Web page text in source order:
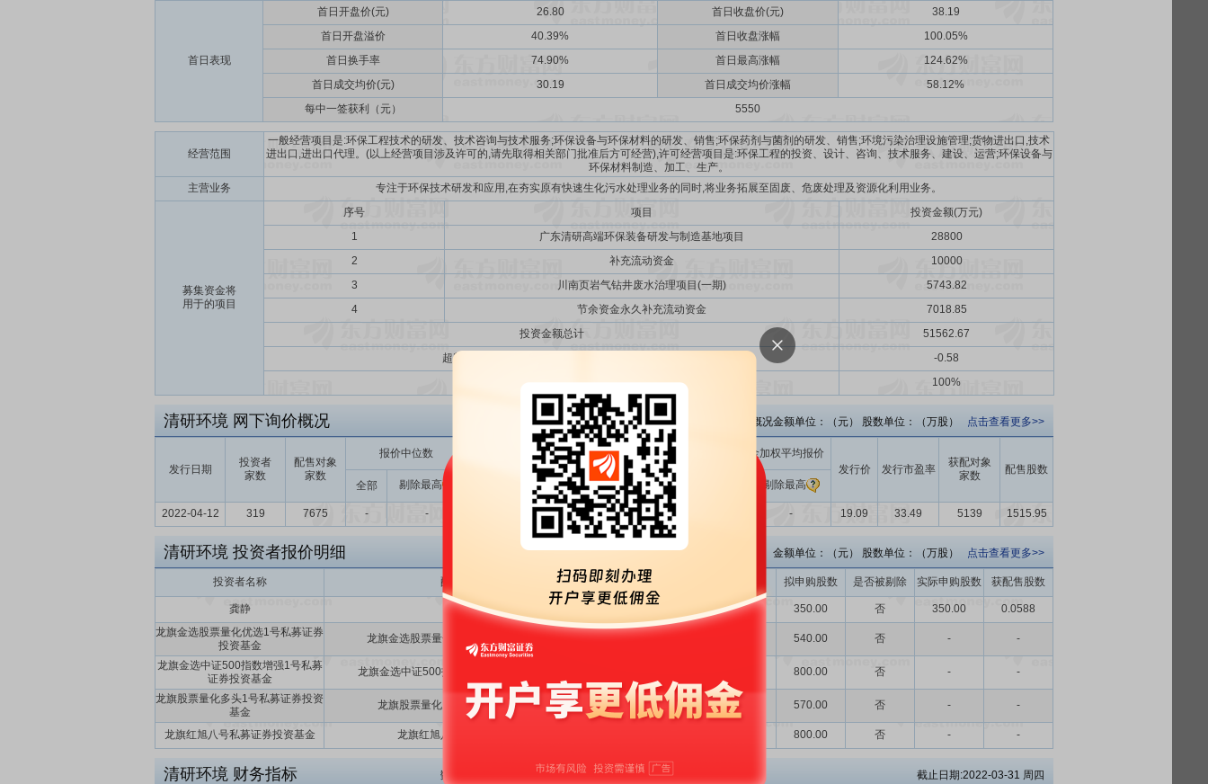
首日表现
首日开盘价(元) 26.80 首日收盘价(元)
38.19
首日开盘溢价
40.39% 首日收盘涨幅
100.05%
首日换手率
74.90% 首日最高涨幅
124.62%
首日成交均价(元)
30.19 首日成交均价涨幅
58.12%
每中一签获利（元）
5550
经营范围
一般经营项目是:环保工程技术的研发、技术咨询与技术服务;环保设备与环保材料的研发、销售;环保药剂与菌剂的研发、销售;环境污染治理设施管理;货物进出口,技术
进出口,进出口代理。(以上经营项目涉及许可的,请先取得相关部门批准后方可经营),许可经营项目是:环保工程的投资、设计、咨询、技术服务、建设、运营;环保设备与
环保材料制造、加工、生产。
主营业务
专注于环保技术研发和应用,在夯实原有快速生化污水处理业务的同时,将业务拓展至固废、危废处理及资源化利用业务。
募集资金将
用于的项目
序号 项目
投资金额(万元)
1
广东清研高端环保装备研发与制造基地项目
28800
2
补充流动资金
10000
3
川南页岩气钻井废水治理项目(一期)
5743.82
4
节余资金永久补充流动资金
7018.85
投资金额总计
51562.67
超额募集资金（实际募集资金-投资金额总计）
-0.58
投资金额总计与实际募集资金总额比
100%
清研环境 网下询价概况 清研环境网下询价概况金额单位：（元） 股数单位：（万股） 点击查看更多>>
发行日期
投资者
家数
配售对象
家数
报价中位数 加权平均报价 公募基金报价中位数
公募基金加权平均报价
发行价
发行市盈率
获配对象
家数
配售股数
全部
剔除最高 剔除最高 全部 剔除最高 剔除最高
2022-04-12 319 7675 - - - - - - 19.09 33.49 5139 1515.95
清研环境 投资者报价明细 金额单位：（元） 股数单位：（万股） 点击查看更多>>
投资者名称 配售对象名称 配售对象类别 拟申购股数 是否被剔除 实际申购股数 获配售股数
龚静 龚静 其它 22.36 350.00 否 350.00
0.0588
龙旗金选股票量化优选1号私募证券
投资基金
龙旗金选股票量化优选1号私募证券投资基金 540.00 否 - -
龙旗金选中证500指数增强1号私募
证券投资基金
龙旗金选中证500指数增强1号私募证券投资基金 800.00 否 - -
龙旗股票量化多头1号私募证券投资
基金
龙旗股票量化多头1号私募证券投资基金 其它 18.21 570.00 否 - -
龙旗红旭八号私募证券投资基金 龙旗红旭八号私募证券投资基金 800.00 否 - -
清研环境 财务指标 数据来源: 招股意向书、申报稿 清研环境 截止日期:2022-03-31 周四